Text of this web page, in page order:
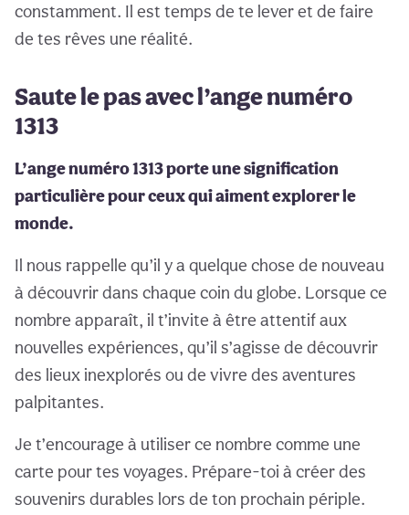
constamment. Il est temps de te lever et de faire
de tes rêves une réalité.
Saute le pas avec l’ange numéro
1313
L’ange numéro 1313 porte une signification
particulière pour ceux qui aiment explorer le
monde.
Il nous rappelle qu’il y a quelque chose de nouveau
à découvrir dans chaque coin du globe. Lorsque ce
nombre apparaît, il t’invite à être attentif aux
nouvelles expériences, qu’il s’agisse de découvrir
des lieux inexplorés ou de vivre des aventures
palpitantes.
Je t’encourage à utiliser ce nombre comme une
carte pour tes voyages. Prépare-toi à créer des
souvenirs durables lors de ton prochain périple.